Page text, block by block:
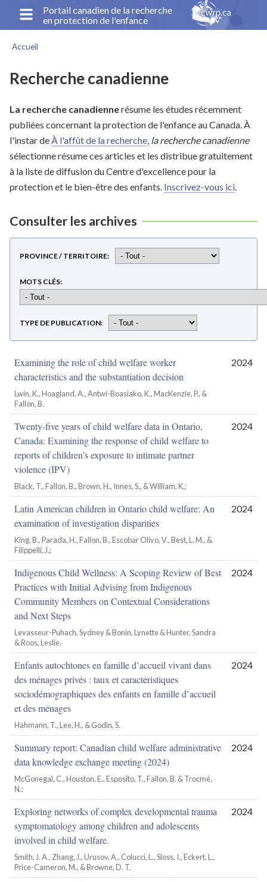
principal
Portail canadien de la recherche
en protection de l'enfance
d'Ariane
Accueil
Recherche canadienne
La recherche canadiennerésume les études récemment
publiées concernant la protection de l'enfance au Canada. À
l'instar deÀ l'affût de la recherche, la recherche canadienne
sélectionne résume ces articles et les distribue gratuitement
à la liste de diffusion du Centre d'excellence pour la
protection et le bien-être des enfants. Inscrivez-vous ici.
Consulter les archives
PROVINCE / TERRITOIRE
MOTS CLÉS
TYPE DE PUBLICATION
Examining the role of child welfare worker
characteristics and the substantiation decision
Lwin, K., Hoagland, A., Antwi-Boasiako, K., MacKenzie, P., &
Fallon, B.
2024
Twenty-five years of child welfare data in Ontario,
Canada: Examining the response of child welfare to
reports of children’s exposure to intimate partner
violence (IPV)
Black, T., Fallon, B., Brown, H., Innes, S., & William, K.;
2024
Latin American children in Ontario child welfare: An
examination of investigation disparities
King, B., Parada, H., Fallon, B., Escobar Olivo, V., Best, L. M., &
Filippelli, J.;
2024
Indigenous Child Wellness: A Scoping Review of Best
Practices with Initial Advising from Indigenous
Community Members on Contextual Considerations
and Next Steps
Levasseur-Puhach, Sydney & Bonin, Lynette & Hunter, Sandra
& Roos, Leslie.
2024
Enfants autochtones en famille d’accueil vivant dans
des ménages privés : taux et caractéristiques
sociodémographiques des enfants en famille d’accueil
et des ménages
Hahmann, T., Lee, H., & Godin, S.
2024
Summary report: Canadian child welfare administrative
data knowledge exchange meeting (2024)
McGonegal, C., Houston, E., Esposito, T., Fallon, B. & Trocmé,
N.;
2024
Exploring networks of complex developmental trauma
symptomatology among children and adolescents
involved in child welfare.
Smith, J. A., Zhang, J., Urusov, A., Colucci, L., Sloss, I., Eckert, L.,
Price-Cameron, M., & Browne, D. T.
2024